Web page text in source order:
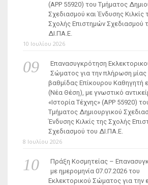
(ΑΡΡ 55920) του Τμήματος
Σχεδιασμού και Ένδυσης Κιλκίς
Σχολής Επιστημών Σχεδιασμού
ΔΙ.ΠΑ.Ε.
10 Ιουλίου 2026
Επανασυγκρότηση
Σώματος για την πλήρωση μίας
βαθμίδας Επίκουρου Καθηγητή
(Νέα Θέση), με γνωστικό
«Ιστορία Τέχνης» (ΑΡΡ 55920)
Τμήματος Δημιουργικού
Ένδυσης Κιλκίς της Σχολής
Σχεδιασμού του ΔΙ.ΠΑ.Ε.
8 Ιουλίου 2026
Πράξη Κοσμητείας –
με ημερομηνία 07.07.2026 του
Εκλεκτορικού Σώματος για την